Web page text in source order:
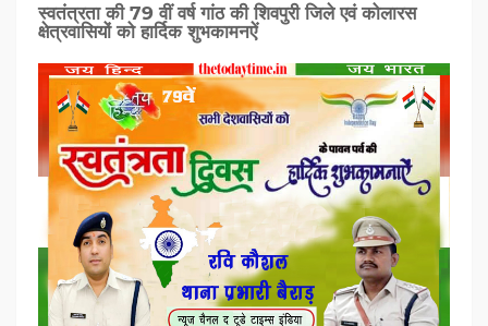
स्वतंत्रता की 79 वीं वर्ष गांठ की शिवपुरी जिले एवं कोलारस
क्षेत्रवासियों को हार्दिक शुभकामनऐं